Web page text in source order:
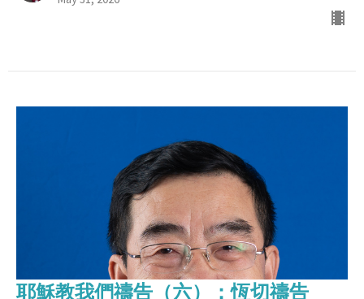
耶穌教我們禱告（六）：恆切禱告